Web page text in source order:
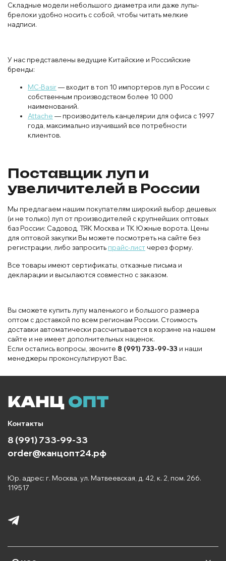
Складные модели небольшого диаметра или даже лупы-
брелоки удобно носить с собой, чтобы читать мелкие
надписи.
У нас представлены ведущие Китайские и Российские
бренды:
MC-Basir— входит в топ 10 импортеров луп в России с
собственным производством более 10 000
наименований.
Attache — производитель канцелярии для офиса с 1997
года, максимально изучивший все потребности
клиентов.
Поставщик луп и
увеличителей в России
Мы предлагаем нашим покупателям широкий выбор дешевых
(и не только) луп от производителей с крупнейших оптовых
баз России: Садовод, ТЯК Москва и ТК Южные ворота. Цены
для оптовой закупки Вы можете посмотреть на сайте без
регистрации, либо запросить прайс-лист через форму.
Все товары имеют сертификаты, отказные письма и
декларации и высылаются совместно с заказом.
Вы сможете купить лупу маленького и большого размера
оптом с доставкой по всем регионам России. Стоимость
доставки автоматически рассчитывается в корзине на нашем
сайте и не имеет дополнительных наценок.
Если остались вопросы, звоните 8 (991) 733-99-33 и наши
менеджеры проконсультируют Вас.
Контакты
8 (991) 733-99-33
order@канцопт24.рф
Юр. адрес: г. Москва, ул. Матвеевская, д. 42, к. 2, пом. 266.
119517